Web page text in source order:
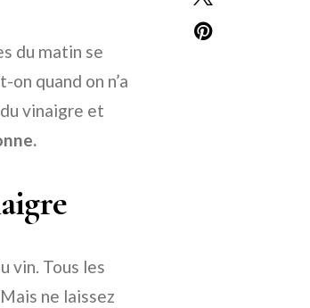
du matin se
quand on n’a
vinaigre et
vin. Tous les
ne laissez